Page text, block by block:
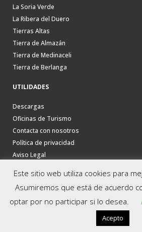
La Soria Verde
La Ribera del Duero
Tierras Altas
Tierra de Almazán
Tierra de Medinaceli
Tierra de Berlanga
UTILIDADES
Descargas
Oficinas de Turismo
Contacta con nosotros
Política de privacidad
Aviso Legal
Este sitio web utiliza cookies para
Asumiremos que está de acuerdo
optar por no participar si lo desea.
Acepto